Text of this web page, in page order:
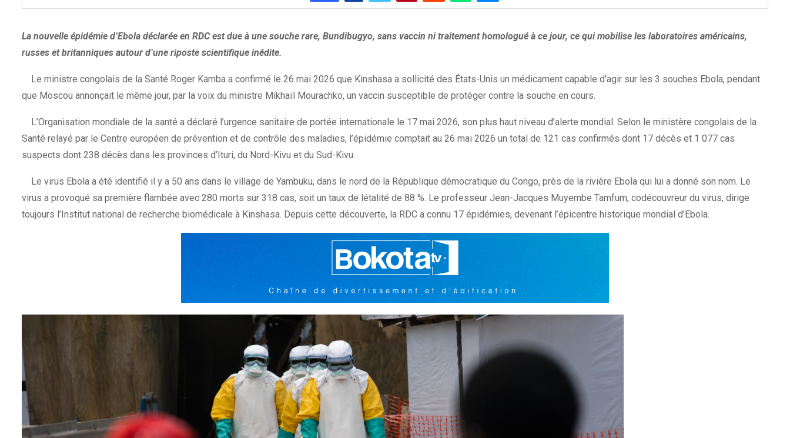
La nouvelle épidémie d’Ebola déclarée en RDC est due à une souche rare, Bundibugyo, sans vaccin ni traitement homologué à ce jour, ce qui mobilise les laboratoires américains,
russes et britanniques autour d’une riposte scientifique inédite.
Le ministre congolais de la Santé Roger Kamba a confirmé le 26 mai 2026 que Kinshasa a sollicité des États-Unis un médicament capable d’agir sur les 3 souches Ebola, pendant
que Moscou annonçait le même jour, par la voix du ministre Mikhaïl Mourachko, un vaccin susceptible de protéger contre la souche en cours.
L’Organisation mondiale de la santé a déclaré l’urgence sanitaire de portée internationale le 17 mai 2026, son plus haut niveau d’alerte mondial. Selon le ministère congolais de la
Santé relayé par le Centre européen de prévention et de contrôle des maladies, l’épidémie comptait au 26 mai 2026 un total de 121 cas confirmés dont 17 décès et 1 077 cas
suspects dont 238 décès dans les provinces d’Ituri, du Nord-Kivu et du Sud-Kivu.
Le virus Ebola a été identifié il y a 50 ans dans le village de Yambuku, dans le nord de la République démocratique du Congo, près de la rivière Ebola qui lui a donné son nom. Le
virus a provoqué sa première flambée avec 280 morts sur 318 cas, soit un taux de létalité de 88 %. Le professeur Jean-Jacques Muyembe Tamfum, codécouvreur du virus, dirige
toujours l’Institut national de recherche biomédicale à Kinshasa. Depuis cette découverte, la RDC a connu 17 épidémies, devenant l’épicentre historique mondial d’Ebola.